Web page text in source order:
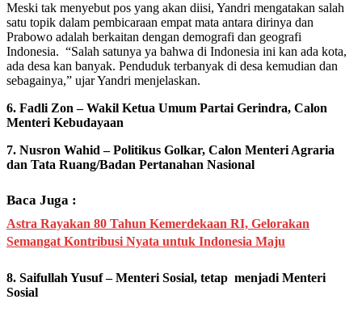
Meski tak menyebut pos yang akan diisi, Yandri mengatakan salah
satu topik dalam pembicaraan empat mata antara dirinya dan
Prabowo adalah berkaitan dengan demografi dan geografi
Indonesia. “Salah satunya ya bahwa di Indonesia ini kan ada kota,
ada desa kan banyak. Penduduk terbanyak di desa kemudian dan
sebagainya,” ujar Yandri menjelaskan.
6. Fadli Zon – Wakil Ketua Umum Partai Gerindra, Calon
Menteri Kebudayaan
7. Nusron Wahid – Politikus Golkar, Calon Menteri Agraria
dan Tata Ruang/Badan Pertanahan Nasional
Baca Juga :
Astra Rayakan 80 Tahun Kemerdekaan RI, Gelorakan
Semangat Kontribusi Nyata untuk Indonesia Maju
8. Saifullah Yusuf – Menteri Sosial, tetap menjadi Menteri
Sosial